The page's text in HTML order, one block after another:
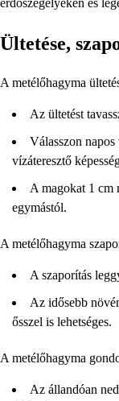
Ültetése,
A metélőhagyma
Az ültetést
Válasszon
vízáteresztő
A magokat 1 cm
egymástól.
A metélőhagyma
A szaporítás
Az idősebb
ősszel is lehetséges.
A metélőhagyma
Az állandóan